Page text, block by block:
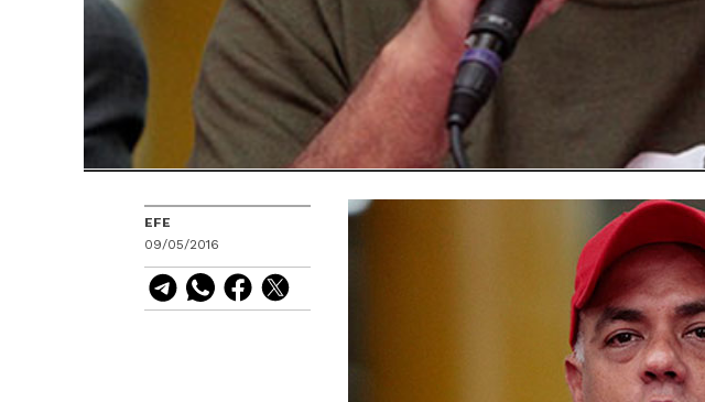
EFE
09/05/2016